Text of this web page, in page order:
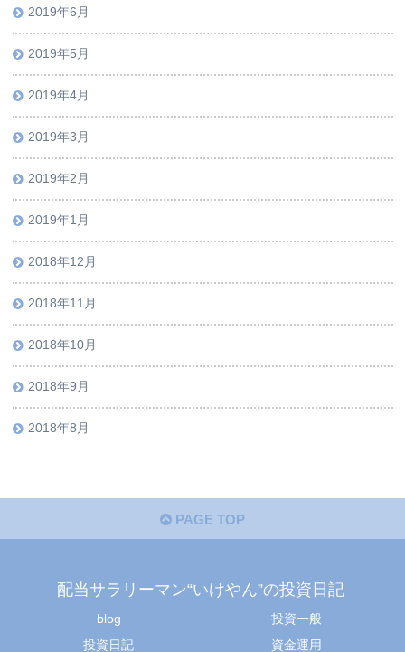
2019年6月
2019年5月
2019年4月
2019年3月
2019年2月
2019年1月
2018年12月
2018年11月
2018年10月
2018年9月
2018年8月
PAGE TOP
配当サラリーマン“いけやん”の投資日記 ​
blog
投資一般
投資日記
資金運用